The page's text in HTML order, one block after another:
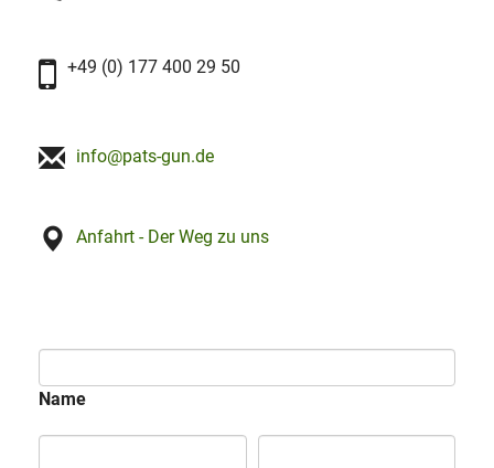
+49 (0) 177 400 29 50
info@pats-gun.de
Anfahrt - Der Weg zu uns
Name